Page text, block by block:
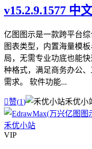
v15.2.9.1577 中
亿图图示是一款跨平台
图表类型，内置海量模
局，无需专业功底也能
种格式，满足商务办公
需求。 软件功能...
赞(1) 禾优小
VIP